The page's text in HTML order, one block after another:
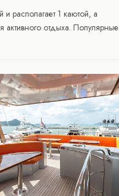
располагает 1 каютой, а
отдыха. Популярные